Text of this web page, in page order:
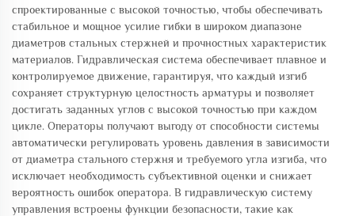
спроектированные с высокой точностью, чтобы обеспечивать
стабильное и мощное усилие гибки в широком диапазоне
диаметров стальных стержней и прочностных характеристик
материалов. Гидравлическая система обеспечивает плавное и
контролируемое движение, гарантируя, что каждый изгиб
сохраняет структурную целостность арматуры и позволяет
достигать заданных углов с высокой точностью при каждом
цикле. Операторы получают выгоду от способности системы
автоматически регулировать уровень давления в зависимости
от диаметра стального стержня и требуемого угла изгиба, что
исключает необходимость субъективной оценки и снижает
вероятность ошибок оператора. В гидравлическую систему
управления встроены функции безопасности, такие как